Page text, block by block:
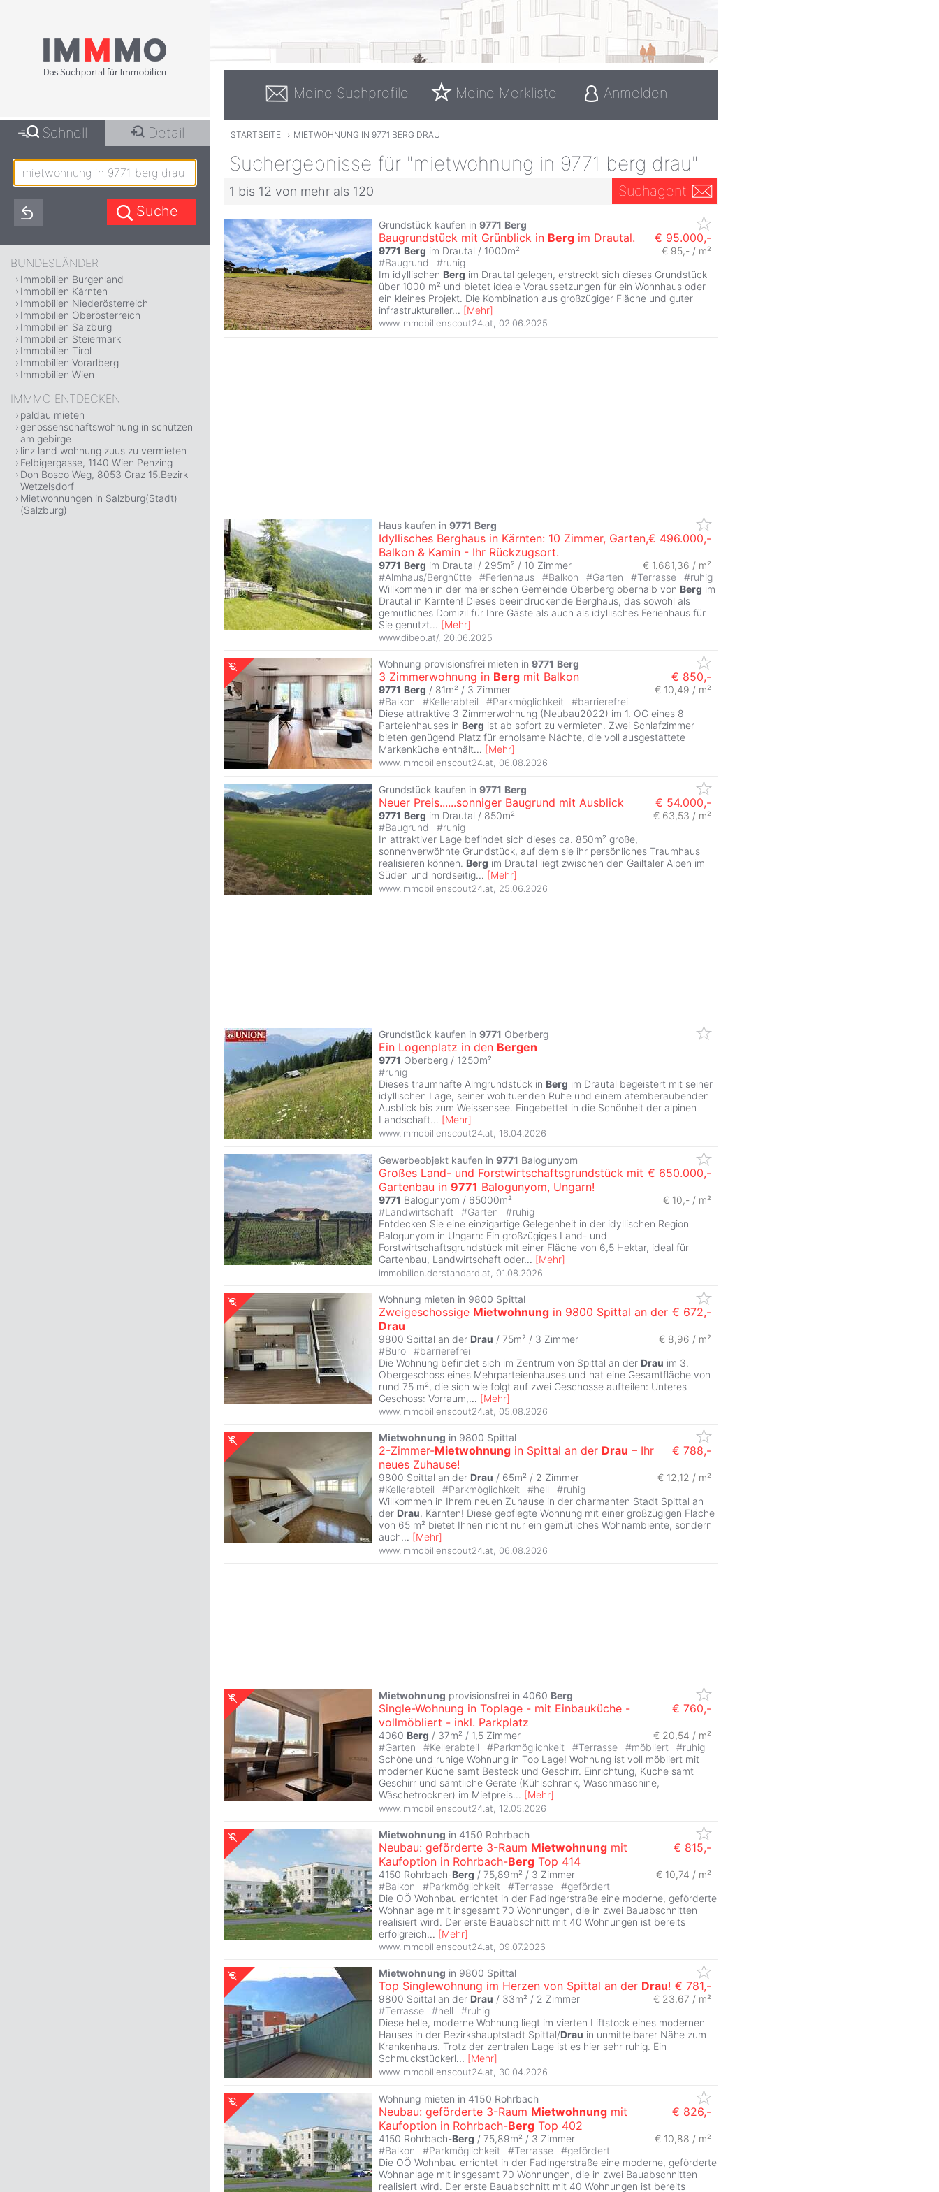
Meine Suchprofile Meine Merkliste Anmelden
STARTSEITE › MIETWOHNUNG IN 9771 BERG DRAU
Suchergebnisse für "mietwohnung in 9771 berg drau"
1 bis 12 von mehr als 120 Suchagent
Grundstück kaufen in 9771 Berg
Baugrundstück mit Grünblick in Berg im Drautal. € 95.000,-
9771 Berg im Drautal / 1000m²
€ 95,- / m²
#Baugrund #ruhig
Im idyllischen Berg im Drautal gelegen, erstreckt sich dieses Grundstück
über 1000 m² und bietet ideale Voraussetzungen für ein Wohnhaus oder
ein kleines Projekt. Die Kombination aus großzügiger Fläche und guter
infrastruktureller... [Mehr]
www.immobilienscout24.at 02.06.2025
Haus kaufen in 9771 Berg
Idyllisches Berghaus in Kärnten: 10 Zimmer, Garten,
Balkon & Kamin - Ihr Rückzugsort.
€ 496.000,-
9771 Berg im Drautal / 295m² / 10 Zimmer
€ 1.681,36 / m²
#Almhaus/Berghütte #Ferienhaus #Balkon #Garten #Terrasse #ruhig
Willkommen in der malerischen Gemeinde Oberberg oberhalb von Berg im
Drautal in Kärnten! Dieses beeindruckende Berghaus, das sowohl als
gemütliches Domizil für Ihre Gäste als auch als idyllisches Ferienhaus für
Sie genutzt... [Mehr]
www.dibeo.at/, 20.06.2025
Wohnung provisionsfrei mieten in 9771 Berg
3 Zimmerwohnung in Berg mit Balkon € 850,-
9771 Berg / 81m² / 3 Zimmer
€ 10,49 / m²
#Balkon #Kellerabteil #Parkmöglichkeit #barrierefrei
Diese attraktive 3 Zimmerwohnung (Neubau2022) im 1. OG eines 8
Parteienhauses in Berg ist ab sofort zu vermieten. Zwei Schlafzimmer
bieten genügend Platz für erholsame Nächte, die voll ausgestattete
Markenküche enthält... [Mehr]
www.immobilienscout24.at 06.08.2026
Grundstück kaufen in 9771 Berg
Neuer Preis......sonniger Baugrund mit Ausblick € 54.000,-
9771 Berg im Drautal / 850m²
€ 63,53 / m²
#Baugrund #ruhig
In attraktiver Lage befindet sich dieses ca. 850m² große,
sonnenverwöhnte Grundstück, auf dem sie ihr persönliches Traumhaus
realisieren können. Berg im Drautal liegt zwischen den Gailtaler Alpen im
Süden und nordseitig... [Mehr]
www.immobilienscout24.at 25.06.2026
Grundstück kaufen in 9771 Oberberg
Ein Logenplatz in den Bergen
9771 Oberberg / 1250m²
#ruhig
Dieses traumhafte Almgrundstück in Berg im Drautal begeistert mit seiner
idyllischen Lage, seiner wohltuenden Ruhe und einem atemberaubenden
Ausblick bis zum Weissensee. Eingebettet in die Schönheit der alpinen
Landschaft... [Mehr]
www.immobilienscout24.at 16.04.2026
Gewerbeobjekt kaufen in 9771 Balogunyom
Großes Land- und Forstwirtschaftsgrundstück mit
Gartenbau in 9771 Balogunyom, Ungarn!
€ 650.000,-
9771 Balogunyom / 65000m²
€ 10,- / m²
#Landwirtschaft #Garten #ruhig
Entdecken Sie eine einzigartige Gelegenheit in der idyllischen Region
Balogunyom in Ungarn: Ein großzügiges Land- und
Forstwirtschaftsgrundstück mit einer Fläche von 6,5 Hektar, ideal für
Gartenbau, Landwirtschaft oder... [Mehr]
immobilien.derstandard.at 01.08.2026
Wohnung mieten in 9800 Spittal
Zweigeschossige Mietwohnung in 9800 Spittal an der
Drau
€ 672,-
9800 Spittal an der Drau / 75m² / 3 Zimmer
€ 8,96 / m²
#Büro #barrierefrei
Die Wohnung befindet sich im Zentrum von Spittal an der Drau im 3.
Obergeschoss eines Mehrparteienhauses und hat eine Gesamtfläche von
rund 75 m², die sich wie folgt auf zwei Geschosse aufteilen: Unteres
Geschoss: Vorraum,... [Mehr]
www.immobilienscout24.at, 05.08.2026
Mietwohnung in 9800 Spittal
2-Zimmer-Mietwohnung in Spittal an der Drau – Ihr
neues Zuhause!
€ 788,-
9800 Spittal an der Drau / 65m² / 2 Zimmer
€ 12,12 / m²
#Kellerabteil #Parkmöglichkeit #hell #ruhig
Willkommen in Ihrem neuen Zuhause in der charmanten Stadt Spittal an
der Drau, Kärnten! Diese gepflegte Wohnung mit einer großzügigen Fläche
von 65 m² bietet Ihnen nicht nur ein gemütliches Wohnambiente, sondern
auch... [Mehr]
www.immobilienscout24.at 06.08.2026
Mietwohnung provisionsfrei in 4060 Berg
Single-Wohnung in Toplage - mit Einbauküche -
vollmöbliert - inkl. Parkplatz
€ 760,-
4060 Berg / 37m² / 1,5 Zimmer
€ 20,54 / m²
#Garten #Kellerabteil #Parkmöglichkeit #Terrasse #möbliert #ruhig
Schöne und ruhige Wohnung in Top Lage! Wohnung ist voll möbliert mit
moderner Küche samt Besteck und Geschirr. Einrichtung, Küche samt
Geschirr und sämtliche Geräte (Kühlschrank, Waschmaschine,
Wäschetrockner) im Mietpreis... [Mehr]
www.immobilienscout24.at 12.05.2026
Mietwohnung in 4150 Rohrbach
Neubau: geförderte 3-Raum Mietwohnung mit
Kaufoption in Rohrbach-Berg Top 414
€ 815,-
4150 Rohrbach-Berg / 75,89m² / 3 Zimmer
€ 10,74 / m²
#Balkon #Parkmöglichkeit #Terrasse #gefördert
Die OÖ Wohnbau errichtet in der Fadingerstraße eine moderne, geförderte
Wohnanlage mit insgesamt 70 Wohnungen, die in zwei Bauabschnitten
realisiert wird. Der erste Bauabschnitt mit 40 Wohnungen ist bereits
erfolgreich... [Mehr]
www.immobilienscout24.at 09.07.2026
Mietwohnung in 9800 Spittal
Top Singlewohnung im Herzen von Spittal an der Drau! € 781,-
9800 Spittal an der Drau / 33m² / 2 Zimmer
€ 23,67 / m²
#Terrasse #hell #ruhig
Diese helle, moderne Wohnung liegt im vierten Liftstock eines modernen
Hauses in der Bezirkshauptstadt Spittal/Drau in unmittelbarer Nähe zum
Krankenhaus. Trotz der zentralen Lage ist es hier sehr ruhig. Ein
Schmuckstückerl... [Mehr]
www.immobilienscout24.at 30.04.2026
Wohnung mieten in 4150 Rohrbach
Neubau: geförderte 3-Raum Mietwohnung mit
Kaufoption in Rohrbach-Berg Top 402
€ 826,-
4150 Rohrbach-Berg / 75,89m² / 3 Zimmer
€ 10,88 / m²
#Balkon #Parkmöglichkeit #Terrasse #gefördert
Die OÖ Wohnbau errichtet in der Fadingerstraße eine moderne, geförderte
Wohnanlage mit insgesamt 70 Wohnungen, die in zwei Bauabschnitten
realisiert wird. Der erste Bauabschnitt mit 40 Wohnungen ist bereits
Schnell Detail
BUNDESLÄNDER
Immobilien Burgenland
Immobilien Kärnten
Immobilien Niederösterreich
Immobilien Oberösterreich
Immobilien Salzburg
Immobilien Steiermark
Immobilien Tirol
Immobilien Vorarlberg
Immobilien Wien
IMMMO ENTDECKEN
paldau mieten
genossenschaftswohnung in schützen
am gebirge
linz land wohnung zuus zu vermieten
Felbigergasse, 1140 Wien Penzing
Don Bosco Weg, 8053 Graz 15.Bezirk
Wetzelsdorf
Mietwohnungen in Salzburg(Stadt)
(Salzburg)